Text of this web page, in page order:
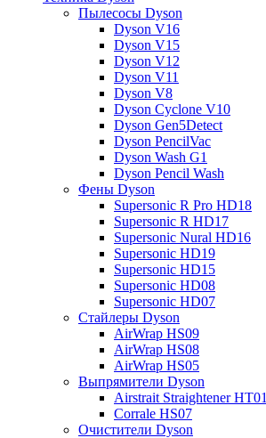
Пылесосы Dyson
Dyson V16
Dyson V15
Dyson V12
Dyson V11
Dyson V8
Dyson Cyclone V10
Dyson Gen5Detect
Dyson PencilVac
Dyson Wash G1
Dyson Pencil Wash
Фены Dyson
Supersonic R Pro HD18
Supersonic R HD17
Supersonic Nural HD16
Supersonic HD19
Supersonic HD15
Supersonic HD08
Supersonic HD07
Стайлеры Dyson
AirWrap HS09
AirWrap HS08
AirWrap HS05
Выпрямители Dyson
Airstrait Straightener HT01
Corrale HS07
Очистители Dyson